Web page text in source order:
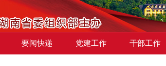
要闻快递 党建工作 干部工作